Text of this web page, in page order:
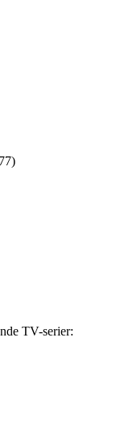
TV-serier: